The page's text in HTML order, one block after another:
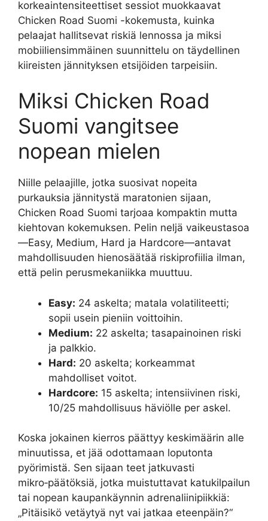
korkeaintensiteettiset sessiot muokkaavat
Chicken Road Suomi -kokemusta, kuinka
pelaajat hallitsevat riskiä lennossa ja miksi
mobiiliensimmäinen suunnittelu on täydellinen
kiireisten jännityksen etsijöiden tarpeisiin.
Miksi Chicken Road
Suomi vangitsee
nopean mielen
Niille pelaajille, jotka suosivat nopeita
purkauksia jännitystä maratonien sijaan,
Chicken Road Suomi tarjoaa kompaktin mutta
kiehtovan kokemuksen. Pelin neljä vaikeustasoa
—Easy, Medium, Hard ja Hardcore—antavat
mahdollisuuden hienosäätää riskiprofiilia ilman,
että pelin perusmekaniikka muuttuu.
Easy: 24 askelta; matala volatiliteetti;
sopii usein pieniin voittoihin.
Medium: 22 askelta; tasapainoinen riski
ja palkkio.
Hard: 20 askelta; korkeammat
mahdolliset voitot.
Hardcore: 15 askelta; intensiivinen riski,
10/25 mahdollisuus häviölle per askel.
Koska jokainen kierros päättyy keskimäärin alle
minuutissa, et jää odottamaan loputonta
pyörimistä. Sen sijaan teet jatkuvasti
mikro‑päätöksiä, jotka muistuttavat katukilpailun
tai nopean kaupankäynnin adrenaliinipiikkiä:
„Pitäisikö vetäytyä nyt vai jatkaa eteenpäin?“